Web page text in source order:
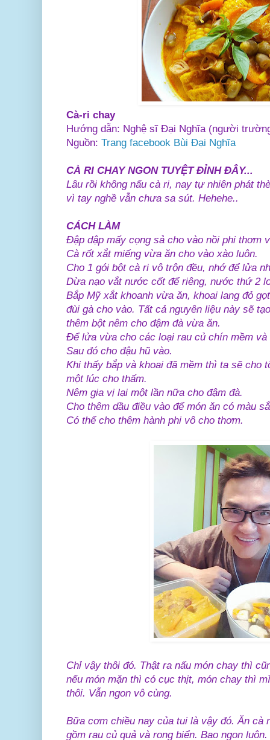
Cà-ri chay
Hướng dẫn: Nghệ sĩ Đại Nghĩa (người
Nguồn: Trang facebook Bùi Đại Nghĩa
CÀ RI CHAY NGON TUYỆT ĐỈNH ĐÂY...
Lâu rồi không nấu cà ri, nay tự nhiên phát
vì tay nghề vẫn chưa sa sút. Hehehe..
CÁCH LÀM
Đập dập mấy cọng sả cho vào nồi phi thơm
Cà rốt xắt miếng vừa ăn cho vào xào luôn.
Cho 1 gói bột cà ri vô trộn đều, nhớ để lửa
Dừa nạo vắt nước cốt để riêng, nước thứ 2
Bắp Mỹ xắt khoanh vừa ăn, khoai lang đỏ
đùi gà cho vào. Tất cả nguyên liệu này sẽ
thêm bột nêm cho đậm đà vừa ăn.
Để lửa vừa cho các loại rau củ chín mềm
Sau đó cho đậu hũ vào.
Khi thấy bắp và khoai đã mềm thì ta sẽ cho
một lúc cho thấm.
Nêm gia vị lại một lần nữa cho đậm đà.
Cho thêm dầu điều vào để món ăn có màu
Có thể cho thêm hành phi vô cho thơm.
Chỉ vậy thôi đó. Thật ra nấu món chay thì
nếu món mặn thì có cục thịt, món chay thì
thôi. Vẫn ngon vô cùng.
Bữa cơm chiều nay của tui là vậy đó. Ăn cà
gồm rau củ quả và rong biển. Bao ngon luôn.